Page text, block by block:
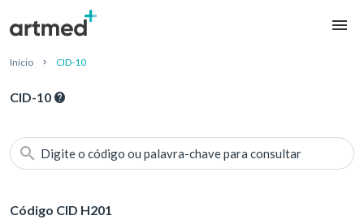
Início CID-10
CID-10
Digite o código ou palavra-chave para consultar
Código CID H201